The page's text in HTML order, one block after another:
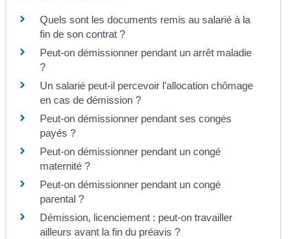
Quels sont les documents remis au salarié à la
fin de son contrat ?
Peut-on démissionner pendant un arrêt maladie
?
Un salarié peut-il percevoir l'allocation chômage
en cas de démission ?
Peut-on démissionner pendant ses congés
payés ?
Peut-on démissionner pendant un congé
maternité ?
Peut-on démissionner pendant un congé
parental ?
Démission, licenciement : peut-on travailler
ailleurs avant la fin du préavis ?